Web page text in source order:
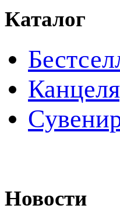
Каталог
Новости